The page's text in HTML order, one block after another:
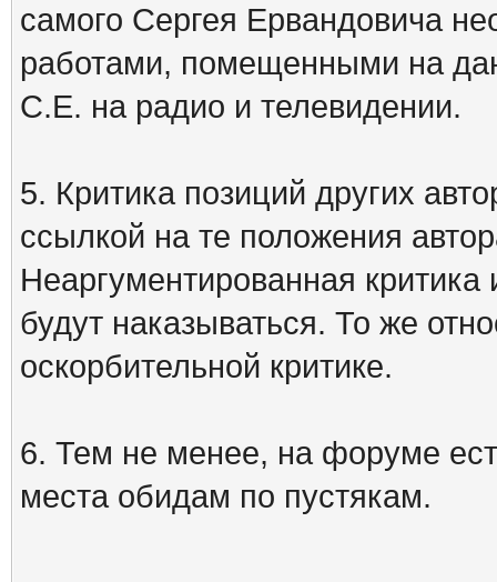
самого Сергея Ервандовича
работами, помещенными на
С.Е. на радио и телевидении.
5. Критика позиций других
ссылкой на те положения
Неаргументированная
будут наказываться. То же
оскорбительной критике.
6. Тем не менее, на форуме
места обидам по пустякам.